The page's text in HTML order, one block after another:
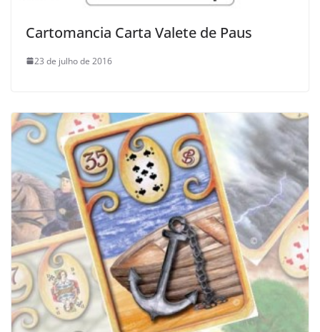
Cartomancia Carta Valete de Paus
23 de julho de 2016